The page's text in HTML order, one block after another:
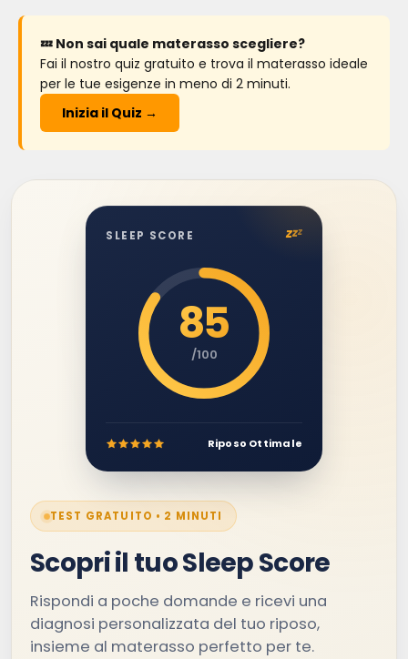
💤 Non sai quale materasso scegliere?
Fai il nostro quiz gratuito e trova il materasso ideale
per le tue esigenze in meno di 2 minuti.
Inizia il Quiz →
TEST GRATUITO • 2 MINUTI
Scopri il tuo Sleep Score
Rispondi a poche domande e ricevi una
diagnosi personalizzata del tuo riposo,
insieme al materasso perfetto per te.
SLEEP SCORE zzz
85
/100
Riposo Ottimale